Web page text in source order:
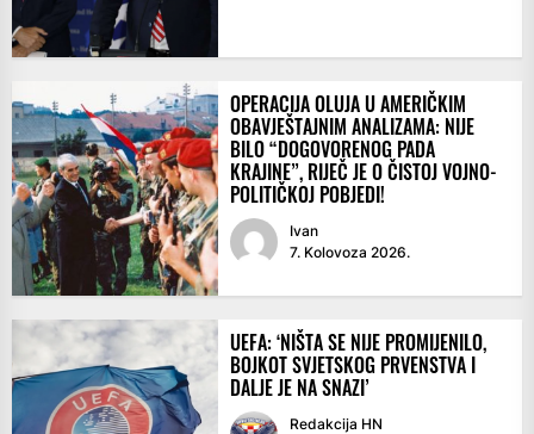
OPERACIJA OLUJA U AMERIČKIM
OBAVJEŠTAJNIM ANALIZAMA: NIJE
BILO “DOGOVORENOG PADA
KRAJINE”, RIJEČ JE O ČISTOJ VOJNO-
POLITIČKOJ POBJEDI!
Ivan
7. Kolovoza 2026.
UEFA: ‘NIŠTA SE NIJE PROMIJENILO,
BOJKOT SVJETSKOG PRVENSTVA I
DALJE JE NA SNAZI’
Redakcija HN